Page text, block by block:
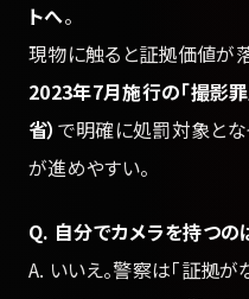
トへ。
現物に触ると証拠価値が
2023年7月施行の「撮影
省） で明確に処罰対象とな
が進めやすい。
Q. 自分でカメラを持つの
A. いいえ。警察は「証拠